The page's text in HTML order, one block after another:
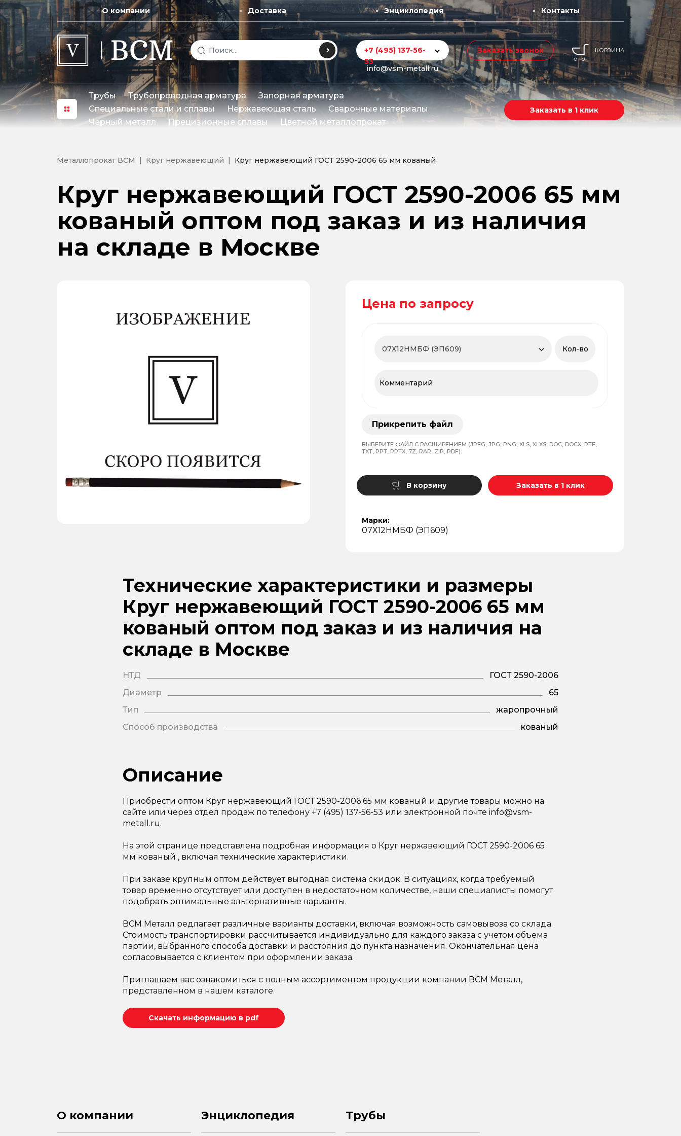
О компании Доставка Энциклопедия Контакты
+7 (495) 137-56-
53
info@vsm-metall.ru
Заказать звонок КОРЗИНА
Трубы Трубопроводная арматура
Запорная арматура
Специальные стали и сплавы
Нержавеющая сталь
Сварочные материалы
Черный металл
Прецизионные сплавы Цветной металлопрокат
Заказать в 1 клик
Металлопрокат ВСМ Круг нержавеющий Круг нержавеющий ГОСТ 2590-2006 65 мм кованый
Круг нержавеющий ГОСТ 2590-2006 65 мм
кованый оптом под заказ и из наличия
на складе в Москве
Цена по запросу
Прикрепить файл
ВЫБЕРИТЕ ФАЙЛ С РАСШИРЕНИЕМ (JPEG, JPG, PNG, XLS, XLXS, DOC, DOCX, RTF,
TXT, PPT, PPTX, 7Z, RAR, ZIP, PDF).
В корзину Заказать в 1 клик
Марки:
07Х12НМБФ (ЭП609)
Технические характеристики и размеры
Круг нержавеющий ГОСТ 2590-2006 65 мм
кованый оптом под заказ и из наличия на
складе в Москве
НТД
ГОСТ 2590-2006
Диаметр
65
Тип
жаропрочный
Способ производства
кованый
Описание
Приобрести оптом Круг нержавеющий ГОСТ 2590-2006 65 мм кованый и другие товары можно на
сайте или через отдел продаж по телефону +7 (495) 137-56-53 или электронной почте info@vsm-
metall.ru.
На этой странице представлена подробная информация о Круг нержавеющий ГОСТ 2590-2006 65
мм кованый , включая технические характеристики.
При заказе крупным оптом действует выгодная система скидок. В ситуациях, когда требуемый
товар временно отсутствует или доступен в недостаточном количестве, наши специалисты помогут
подобрать оптимальные альтернативные варианты.
ВСМ Металл редлагает различные варианты доставки, включая возможность самовывоза со склада.
Стоимость транспортировки рассчитывается индивидуально для каждого заказа с учетом объема
партии, выбранного способа доставки и расстояния до пункта назначения. Окончательная цена
согласовывается с клиентом при оформлении заказа.
Приглашаем вас ознакомиться с полным ассортиментом продукции компании ВСМ Металл,
представленном в нашем каталоге.
Скачать информацию в pdf
О компании Энциклопедия Трубы